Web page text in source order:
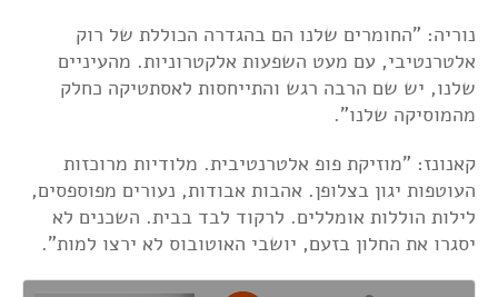
נוריה: "החומרים שלנו הם בהגדרה הכוללת של רוק
אלטרנטיבי, עם מעט השפעות אלקטרוניות. מהעיניים
שלנו, יש שם הרבה רגש והתייחסות לאסתטיקה כחלק
מהמוסיקה שלנו".
קאנונז: "מוזיקת פופ אלטרנטיבית. מלודיות מרוכזות
העוטפות יגון בצלופן. אהבות אבודות, נעורים מפוספסים,
לילות הוללות אומללים. לרקוד לבד בבית. השכנים לא
יסגרו את החלון בזעם, יושבי האוטובוס לא ירצו למות".